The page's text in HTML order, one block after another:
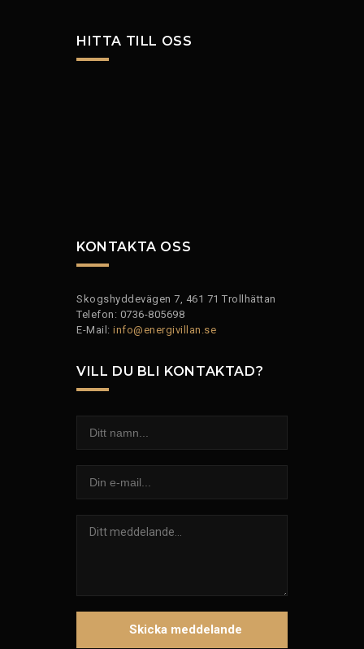
HITTA TILL OSS
KONTAKTA OSS
Skogshyddevägen 7, 461 71 Trollhättan
Telefon: 0736-805698
E-Mail: info@energivillan.se
VILL DU BLI KONTAKTAD?